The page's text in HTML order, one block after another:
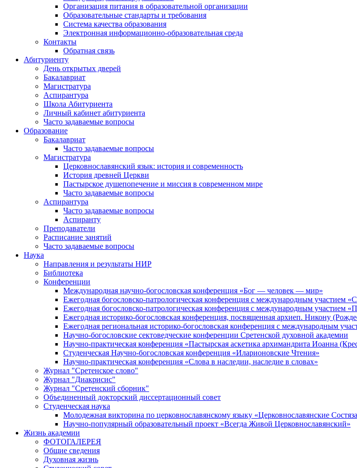
Организация питания в образовательной организации
Образовательные стандарты и требования
Система качества образования
Электронная информационно-образовательная среда
Контакты
Обратная связь
Абитуриенту
День открытых дверей
Бакалавриат
Магистратура
Аспирантура
Школа Абитуриента
Личный кабинет абитуриента
Часто задаваемые вопросы
Образование
Бакалавриат
Часто задаваемые вопросы
Магистратура
Церковнославянский язык: история и современность
История древней Церкви
Пастырское душепопечение и миссия в современном мире
Часто задаваемые вопросы
Аспирантура
Часто задаваемые вопросы
Аспиранту
Преподаватели
Расписание занятий
Часто задаваемые вопросы
Наука
Направления и результаты НИР
Библиотека
Конференции
Международная научно-богословская конференция «Бог — человек — мир»
Ежегодная богословско-патрологическая конференция с международным участием
Ежегодная богословско-патрологическая конференция с международным участием
Ежегодная историко-богословская конференция, посвященная архиеп. Никону
Ежегодная региональная историко-богословская конференция с международным
Научно-богословские сектоведческие конференции Сретенской духовной академии
Научно-практическая конференция «Пастырская аскетика архимандрита Иоанна
Студенческая Научно-богословская конференция «Иларионовские Чтения»
Научно-практическая конференция «Cлова в наследии, наследие в словах»
Журнал "Сретенское слово"
Журнал "Диакрисис"
Журнал "Сретенский сборник"
Объединенный докторский диссертационный совет
Студенческая наука
Молодежная викторина по церковнославянскому языку «Церковнославянские
Научно-популярный образовательный проект «Всегда Живой Церковнославянский»
Жизнь академии
ФОТОГАЛЕРЕЯ
Общие сведения
Духовная жизнь